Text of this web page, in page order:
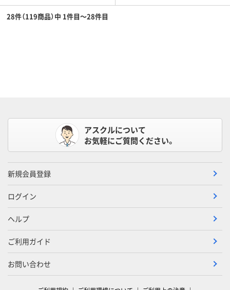
28件（119商品）中 1件目～28件目
アスクルについて
お気軽にご質問ください。
新規会員登録
ログイン
ヘルプ
ご利用ガイド
お問い合わせ